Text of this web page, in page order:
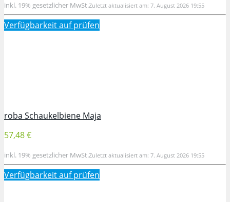
inkl. 19% gesetzlicher MwSt.Zuletzt aktualisiert am: 7. August 2026 19:55
Verfügbarkeit aufprüfen
roba Schaukelbiene Maja
57,48 €
inkl. 19% gesetzlicher MwSt.Zuletzt aktualisiert am: 7. August 2026 19:55
Verfügbarkeit aufprüfen